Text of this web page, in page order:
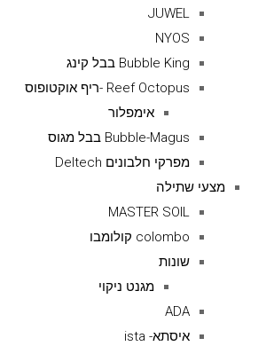
JUWEL
NYOS
Bubble King בבל קינג
Reef Octopus -ריף אוקטופוס
אימפלור
Bubble-Magus בבל מגוס
מפרקי חלבונים Deltech
מצעי שתילה
MASTER SOIL
colombo קולומבו
שונות
מגנט ניקוי
ADA
איסתא- ista